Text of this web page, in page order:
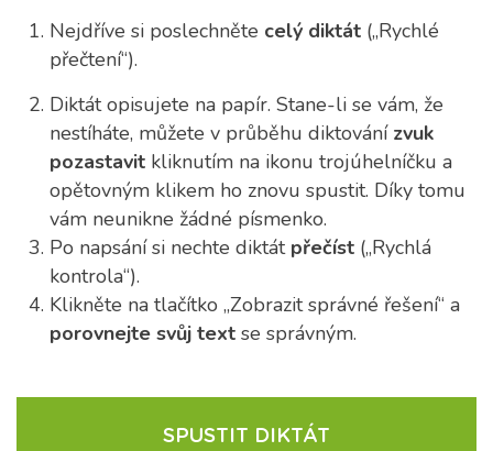
Nejdříve si poslechněte celý diktát („Rychlé
přečtení“).
Diktát opisujete na papír. Stane-li se vám, že
nestíháte, můžete v průběhu diktování zvuk
pozastavit kliknutím na ikonu trojúhelníčku a
opětovným klikem ho znovu spustit. Díky tomu
vám neunikne žádné písmenko.
Po napsání si nechte diktát přečíst („Rychlá
kontrola“).
Klikněte na tlačítko „Zobrazit správné řešení“ a
porovnejte svůj text se správným.
SPUSTIT DIKTÁT